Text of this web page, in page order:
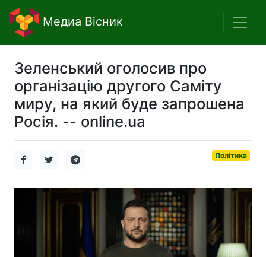
Медиа Вісник
Зеленський оголосив про
організацію другого Саміту
миру, на який буде запрошена
Росія. -- online.ua
Політика